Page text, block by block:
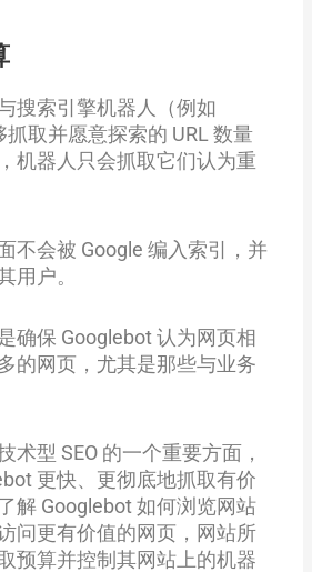
搜索引擎机器人（例如
取并愿意探索的 URL 数量
机器人只会抓取它们认为重
不会被 Google 编入索引，并
用户。
确保 Googlebot 认为网页相
的网页，尤其是那些与业务
术型 SEO 的一个重要方面，
更快、更彻底地抓取有价
解 Googlebot 如何浏览网站
问更有价值的网页，网站所
预算并控制其网站上的机器